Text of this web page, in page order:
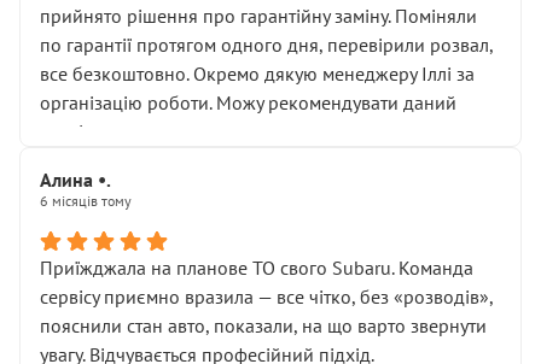
прийнято рішення про гарантійну заміну. Поміняли
по гарантії протягом одного дня, перевірили розвал,
все безкоштовно. Окремо дякую менеджеру Іллі за
організацію роботи. Можу рекомендувати даний
сервіс.
Алина •.
6 місяців тому
Приїжджала на планове ТО свого Subaru. Команда
сервісу приємно вразила — все чітко, без «розводів»,
пояснили стан авто, показали, на що варто звернути
увагу. Відчувається професійний підхід.